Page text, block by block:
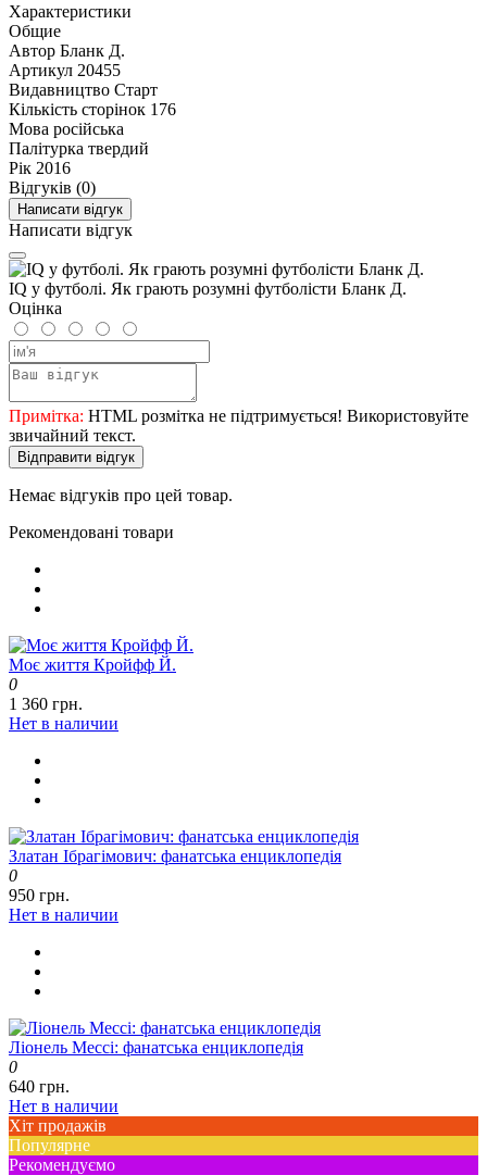
Характеристики
Общие
Автор Бланк Д.
Артикул 20455
Видавництво Старт
Кількість сторінок 176
Мова російська
Палітурка твердий
Рік 2016
Відгуків (0)
Написати відгук
Написати відгук
IQ у футболі. Як грають розумні футболісти Бланк Д.
Оцінка
Примітка: HTML розмітка не підтримується! Використовуйте
звичайний текст.
Відправити відгук
Немає відгуків про цей товар.
Рекомендовані товари
Моє життя Кройфф Й.
0
1 360 грн.
Нет в наличии
Златан Ібрагімович: фанатська енциклопедія
0
950 грн.
Нет в наличии
Ліонель Мессі: фанатська енциклопедія
0
640 грн.
Нет в наличии
Хіт продажів
Популярне
Рекомендуємо